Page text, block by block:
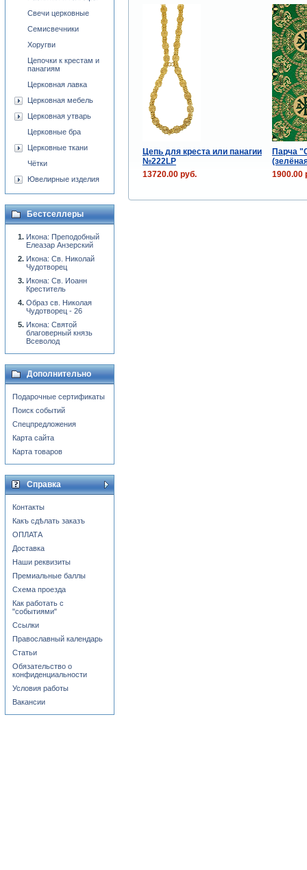
Цепь для креста или панагии
№222LP
Парча
13720.00 руб.
1900.00
Свечи церковные
Семисвечники
Хоругви
Цепочки к крестам и
панагиям
Церковная лавка
Церковная мебель
Церковная утварь
Церковные бра
Церковные ткани
Чётки
Ювелирные изделия
Бестселлеры
Икона: Преподобный
Елеазар Анзерский
Икона: Св. Николай
Чудотворец
Икона: Св. Иоанн
Креститель
Образ св. Николая
Чудотворец - 26
Икона: Святой
благоверный князь
Всеволод
Дополнительно
Подарочные сертификаты
Поиск событий
Спецпредложения
Карта сайта
Карта товаров
Справка
Контакты
Какъ сдѣлать заказъ
ОПЛАТА
Доставка
Наши реквизиты
Премиальные баллы
Схема проезда
Как работать с
"событиями"
Ссылки
Православный календарь
Статьи
Обязательство о
конфиденциальности
Условия работы
Вакансии